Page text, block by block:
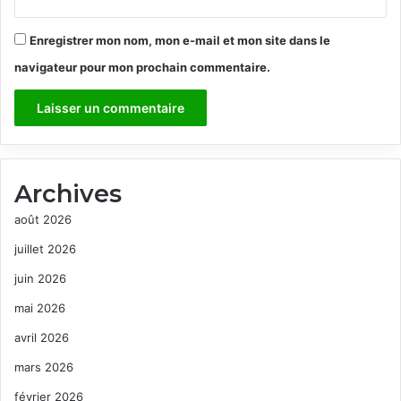
Enregistrer mon nom, mon e-mail et mon site dans le
navigateur pour mon prochain commentaire.
Archives
août 2026
juillet 2026
juin 2026
mai 2026
avril 2026
mars 2026
février 2026